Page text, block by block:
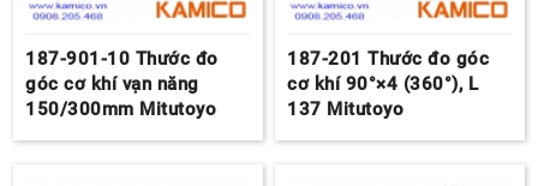
187-901-10 Thước đo
góc cơ khí vạn năng
150/300mm Mitutoyo
187-201 Thước đo góc
cơ khí 90°×4 (360°), L
137 Mitutoyo